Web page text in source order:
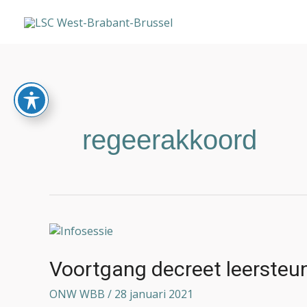
regeerakkoord
Voortgang decreet
ONW WBB / 28 januari 2021
Voortgang
leersteun